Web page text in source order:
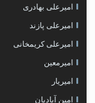
امیرعلی بهادری
امیرعلی پازند
امیرعلی کریمخانی
امیرمعین
امیریار
امین آبادیان